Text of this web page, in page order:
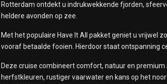
Rotterdam ontdekt u indrukwekkende fjorden,
heldere avonden op zee.
Met het populaire Have It All pakket geniet u vrijwel
vooraf betaalde fooien. Hierdoor staat ontspanning
Deze cruise combineert comfort, natuur en
herfstkleuren, rustiger vaarwater en kans op het